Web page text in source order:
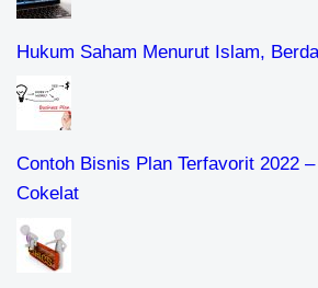
Hukum Saham Menurut Islam,
Contoh Bisnis Plan Terfavorit 2022
Cokelat